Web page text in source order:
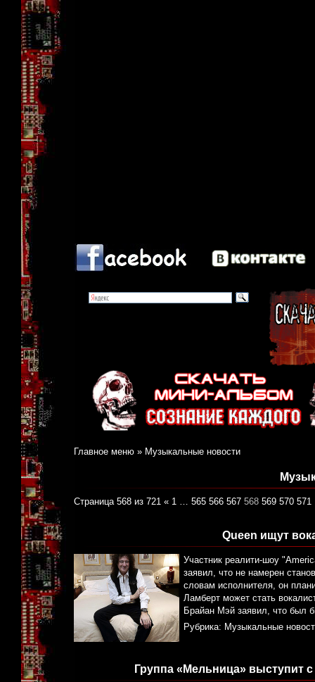
Главное меню » Музыкальные новости
Страница 568 из 721 « 1 … 565 566 567 568 569 570 571
Queen ищут
Участник реалити-шоу
заявил, что не намерен
словам исполнителя, он
Ламберт может стать
Брайан Мэй заявил, что был
Рубрика: Музыкальные
Группа «Мельница» выступит